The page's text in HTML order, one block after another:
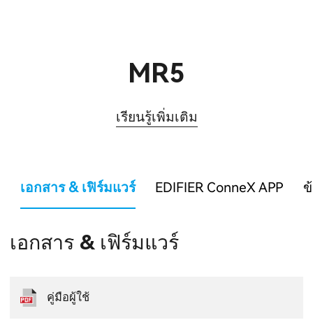
MR5
เรียนรู้เพิ่มเติม
เอกสาร & เฟิร์มแวร์ EDIFIER ConneX APP
เอกสาร & เฟิร์มแวร์
คู่มือผู้ใช้